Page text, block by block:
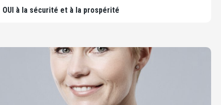
OUI à la sécurité et à la prospérité